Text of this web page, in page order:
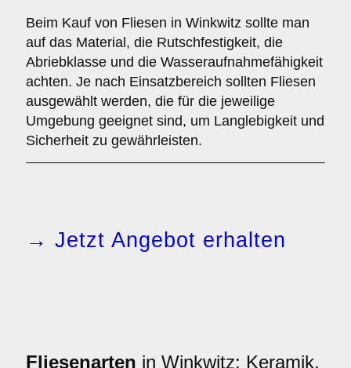
Beim Kauf von Fliesen in Winkwitz sollte man
auf das Material, die Rutschfestigkeit, die
Abriebklasse und die Wasseraufnahmefähigkeit
achten. Je nach Einsatzbereich sollten Fliesen
ausgewählt werden, die für die jeweilige
Umgebung geeignet sind, um Langlebigkeit und
Sicherheit zu gewährleisten.
→ Jetzt Angebot erhalten
Fliesenarten in Winkwitz: Keramik,